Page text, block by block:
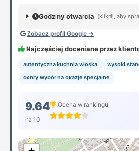
Godziny otwarcia (kliknij, aby
Zobacz profil Google →
Najczęściej doceniane przez
autentyczna kuchnia włoska
wysoki
dobry wybór na okazje specjalne
9.64
na 10
Ocena w rankingu